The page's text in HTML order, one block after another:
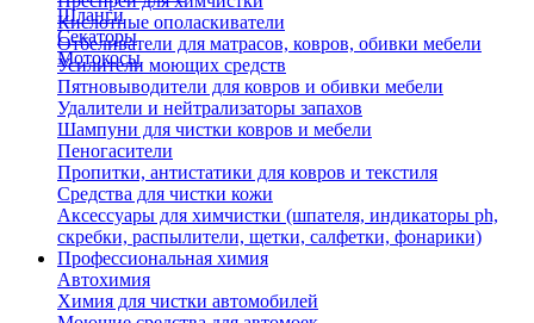
Шланги
Секаторы
Мотокосы
Кислотные ополаскиватели
Отбеливатели для матрасов, ковров, обивки мебели
Усилители моющих средств
Пятновыводители для ковров и обивки мебели
Удалители и нейтрализаторы запахов
Шампуни для чистки ковров и мебели
Пеногасители
Пропитки, антистатики для ковров и текстиля
Средства для чистки кожи
Аксессуары для химчистки (шпателя, индикаторы ph,
скребки, распылители, щетки, салфетки, фонарики)
Профессиональная химия
Автохимия
Химия для чистки автомобилей